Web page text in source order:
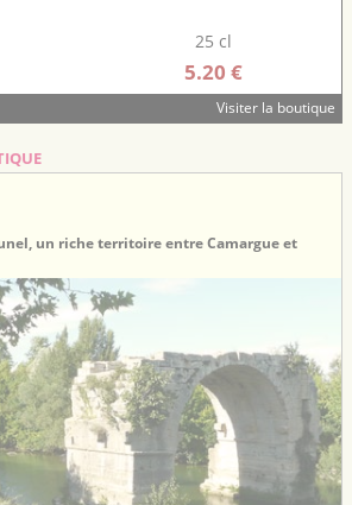
25 cl
5.20 €
Visiter la boutique
un riche territoire entre Camargue et